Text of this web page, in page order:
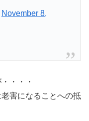
November 8,
・・・
害になることへの抵